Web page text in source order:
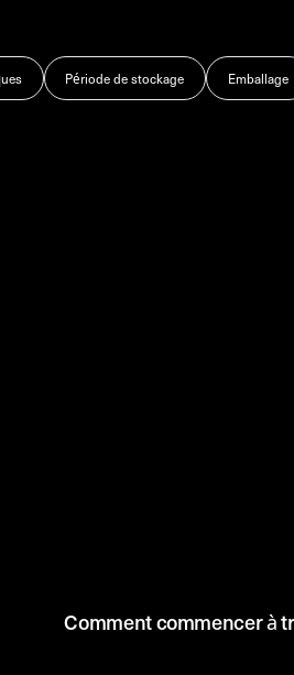
Période de stockage Emballage
Comment commencer à